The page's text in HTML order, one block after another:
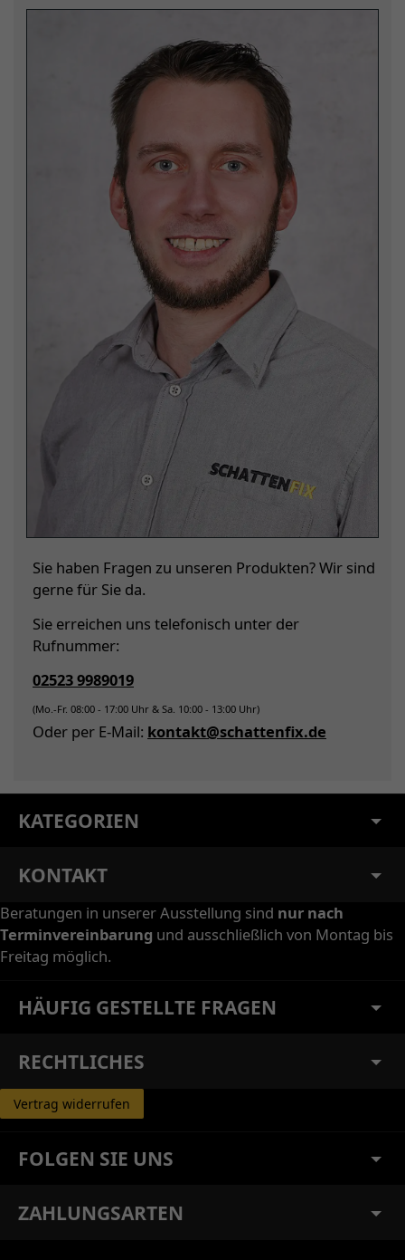
Sie haben Fragen zu unseren Produkten? Wir sind
gerne für Sie da.
Sie erreichen uns telefonisch unter der
Rufnummer:
02523 9989019
(Mo.-Fr. 08:00 - 17:00 Uhr & Sa. 10:00 - 13:00 Uhr)
Oder per E-Mail: kontakt@schattenfix.de
KATEGORIEN
KONTAKT
Beratungen in unserer Ausstellung sind nur nach
Terminvereinbarung und ausschließlich von Montag bis
Freitag möglich.
HÄUFIG GESTELLTE FRAGEN
RECHTLICHES
Vertrag widerrufen
FOLGEN SIE UNS
ZAHLUNGSARTEN